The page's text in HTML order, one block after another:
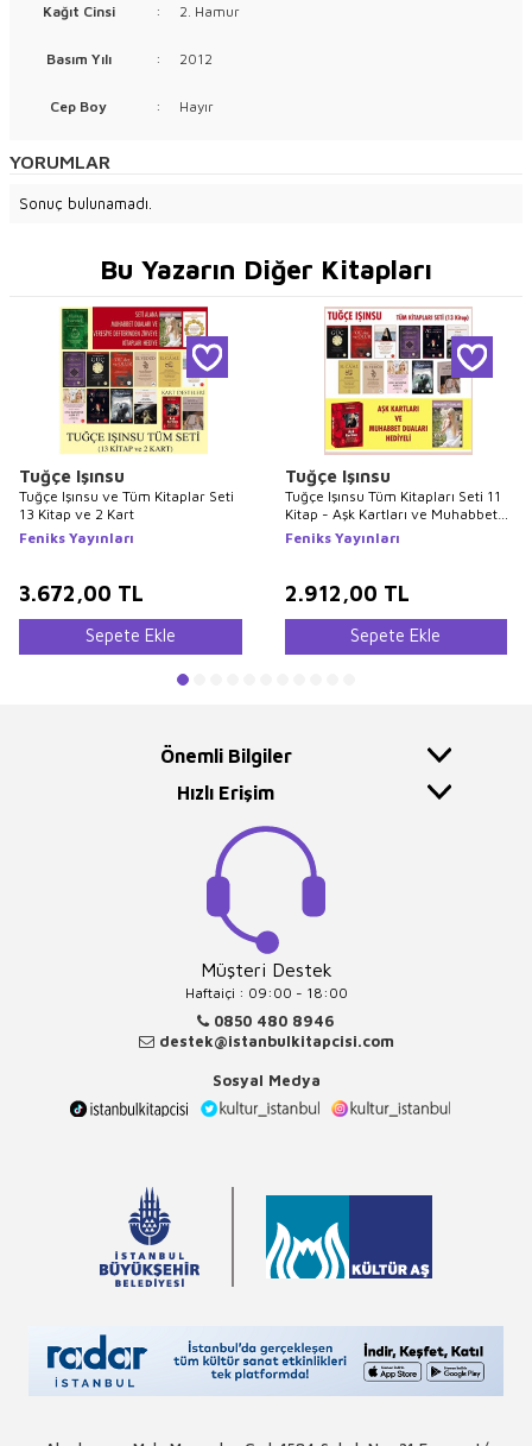
Kağıt Cinsi : 2. Hamur
Basım Yılı : 2012
Cep Boy : Hayır
YORUMLAR
Sonuç bulunamadı.
Bu Yazarın Diğer Kitapları
Tuğçe Işınsu
Tuğçe Işınsu ve Tüm Kitaplar Seti
13 Kitap ve 2 Kart
Feniks Yayınları
3.672,00 TL
Sepete Ekle
Tuğçe Işınsu
Tuğçe Işınsu Tüm Kitapları Seti 11
Kitap - Aşk Kartları ve Muhabbet
Duaları Hediyeli
Feniks Yayınları
2.912,00 TL
Sepete Ekle
Önemli Bilgiler
Hızlı Erişim
Müşteri Destek
Haftaiçi : 09:00 - 18:00
0850 480 8946
destek@istanbulkitapcisi.com
Sosyal Medya